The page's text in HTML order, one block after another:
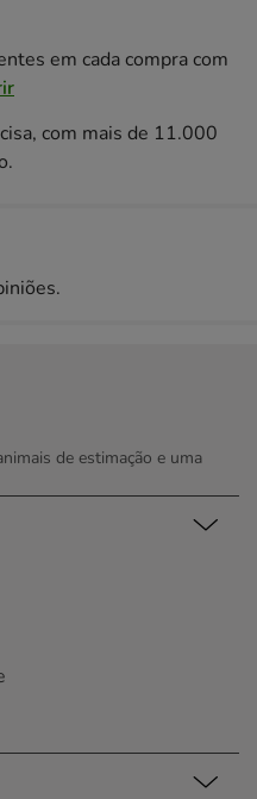
em cada compra com
com mais de 11.000
de estimação e uma